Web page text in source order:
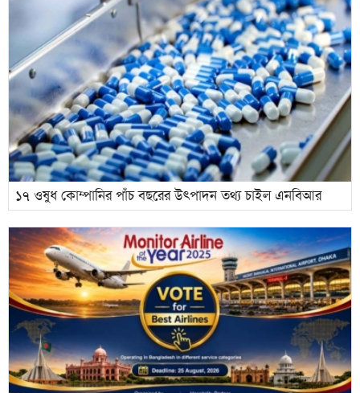
১৭ ওষুধ কোম্পানির পাঁচ বছরের উৎপাদন তথ্য চাইল এনবিআর